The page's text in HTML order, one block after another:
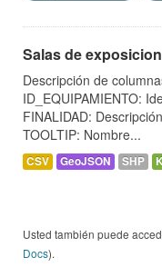
Salas de
Descripción de
ID_EQUIPAMIENTO:
FINALIDAD:
TOOLTIP: Nombre...
CSV GeoJSON SHP
Usted también puede
Docs).